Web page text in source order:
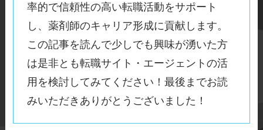
ャリアや満足感を考慮し、自身に
とって適切な選択をすることが重
要です。
◆雇用条件や契約内容の適当な確認
率的で信頼性の高い転職活動をサポート
し、薬剤師のキャリア形成に貢献します。
この記事を読んで少しでも興味が湧いた方
は是非とも転職サイト・エージェントの活
用を検討してみてください！最後までお読
みいただきありがとうございました！